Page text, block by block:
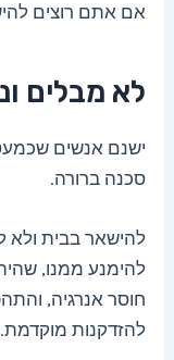
אם אתם רוצים
לא מבלים
ישנם אנשים
סכנה ברורה.
להישאר בבית ולא
להימנע ממנו,
חוסר אנרגיה,
להזדקנות מוקדמת.